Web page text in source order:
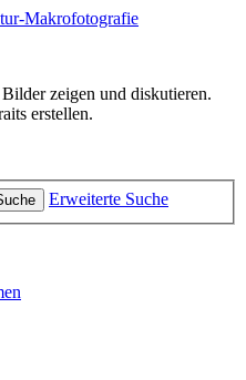
zeigen und diskutieren.
erstellen.
Erweiterte Suche